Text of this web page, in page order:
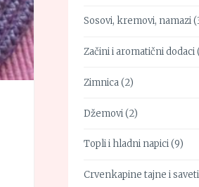
Sosovi, kremovi, namazi
Začini i aromatični dodaci
Zimnica(2)
Džemovi(2)
Topli i hladni napici(9)
Crvenkapine tajne i